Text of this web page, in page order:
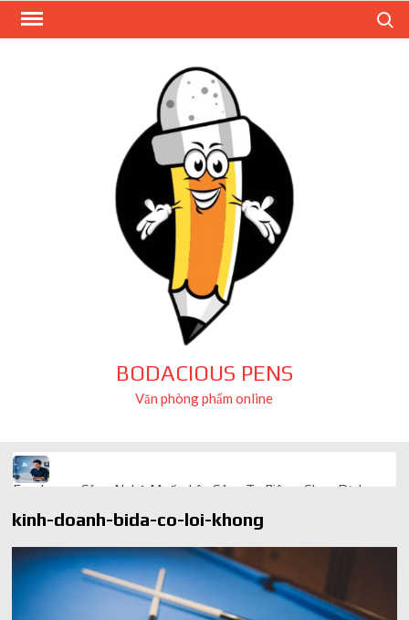
Skip
BODACIOUS PENS
Văn phòng phẩm online
Freelancer Công Nghệ Muốn Lên Công Ty Riêng: Chọn Dịch
Quà cá nhân hóa: vì sao món làm riêng luôn ghi điểm
AI trong doanh nghiệp: Phân biệt RPA, workflow và AI agent
kinh-doanh-bida-co-loi-khong